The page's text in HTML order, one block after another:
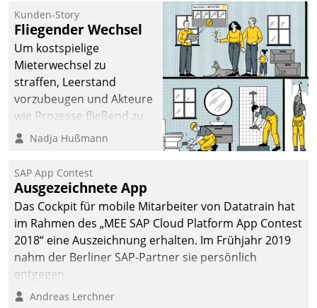
kommunale Wohnungsbauunternehmen daher
gemeinsam mit der Berliner Datatrain GmbH den
Teilprozess der Objektsanierung digitalisiert.
Kunden-Story
Fliegender Wechsel
Um kostspielige
Mieterwechsel zu
straffen, Leerstand
vorzubeugen und Akteure
wie Prozesse fließend zu
vernetzen, nutzt die
Jahresbeginn eine
Überblick, Einsicht und
Eingriff bietende Lösung.
Zur Entwicklung setzte
man auf
Cloudtechnologie,
bewährte und Startup-
agile Projektmethoden.
Nadja Hußmann
SAP App Contest
Ausgezeichnete App
Das Cockpit für mobile Mitarbeiter von Datatrain hat
im Rahmen des „MEE SAP Cloud Platform App Contest
2018“ eine Auszeichnung erhalten. Im Frühjahr 2019
nahm der Berliner SAP-Partner sie persönlich
entgegen.
Andreas Lerchner